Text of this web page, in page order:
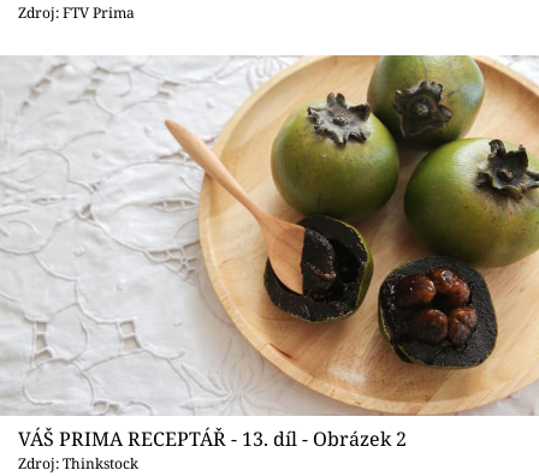
Přihlášení
Sledujte nás
Zdroj: FTV Prima
VÁŠ PRIMA RECEPTÁŘ - 13. díl - Obrázek 2
Zdroj: Thinkstock